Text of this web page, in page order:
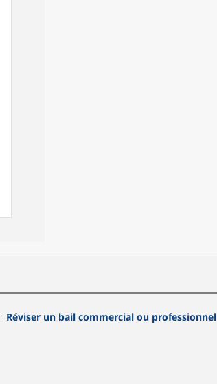
Réviser un bail commercial ou professionnel